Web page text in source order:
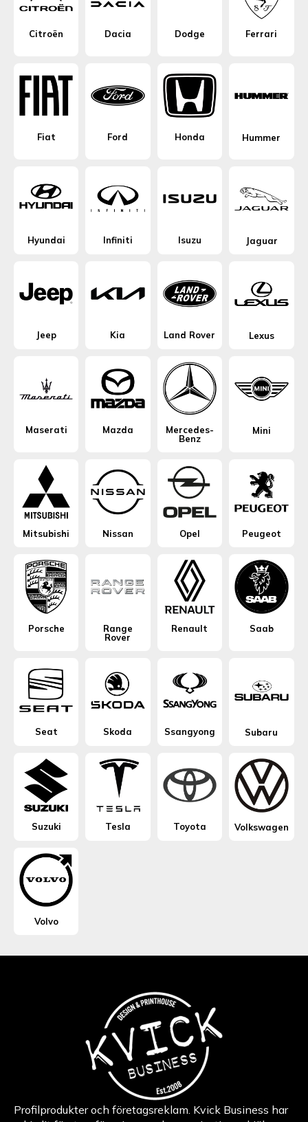
Citroën Dacia Dodge Ferrari
Fiat Ford Honda Hummer
Hyundai Infiniti Isuzu Jaguar
Jeep Kia Land Rover Lexus
Maserati Mazda
Mercedes-
Benz
Mini
Mitsubishi Nissan Opel Peugeot
Porsche
Range
Rover
Renault Saab
Seat Skoda Ssangyong Subaru
Suzuki Tesla Toyota Volkswagen
Volvo
Profilprodukter och företagsreklam. Kvick Business har